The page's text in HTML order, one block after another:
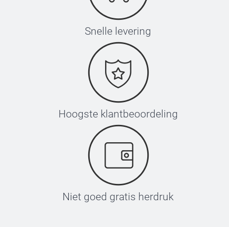
Snelle levering
Hoogste klantbeoordeling
Niet goed gratis herdruk